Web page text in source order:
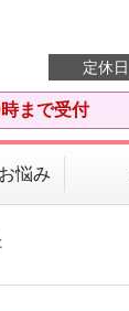
定休日
まで受付
悩み